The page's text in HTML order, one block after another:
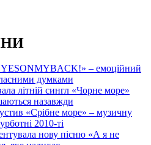
– емоційний
думками
літній сингл «Чорне море»
назавжди
«Срібне море» – музичну
2010-ті
нову пісню «А я не